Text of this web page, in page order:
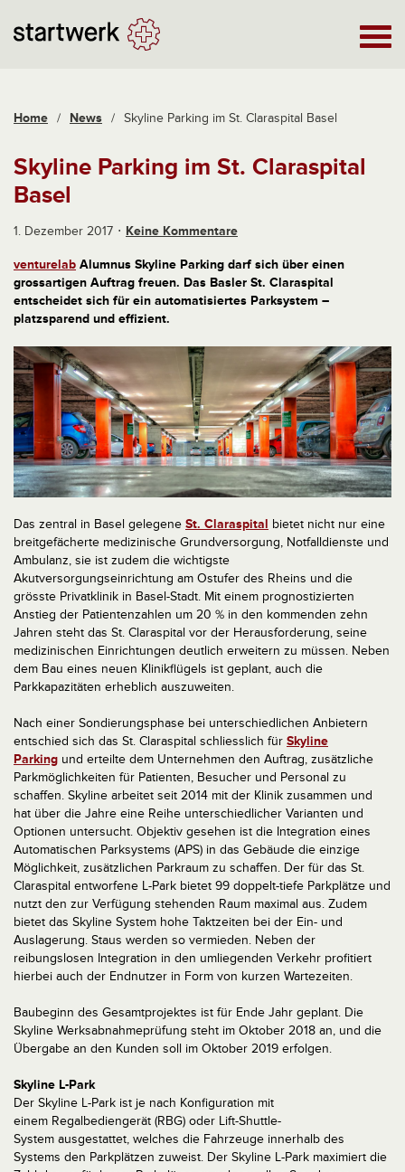
Home / News / Skyline Parking im St. Claraspital Basel
Skyline Parking im St. Claraspital
Basel
1. Dezember 2017 Keine Kommentare
venturelab Alumnus Skyline Parking darf sich über einen
grossartigen Auftrag freuen. Das Basler St. Claraspital
entscheidet sich für ein automatisiertes Parksystem –
platzsparend und effizient.
Das zentral in Basel gelegene St. Claraspital bietet nicht nur eine
breitgefächerte medizinische Grundversorgung, Notfalldienste und
Ambulanz, sie ist zudem die wichtigste
Akutversorgungseinrichtung am Ostufer des Rheins und die
grösste Privatklinik in Basel-Stadt. Mit einem prognostizierten
Anstieg der Patientenzahlen um 20 % in den kommenden zehn
Jahren steht das St. Claraspital vor der Herausforderung, seine
medizinischen Einrichtungen deutlich erweitern zu müssen. Neben
dem Bau eines neuen Klinikflügels ist geplant, auch die
Parkkapazitäten erheblich auszuweiten.
Nach einer Sondierungsphase bei unterschiedlichen Anbietern
entschied sich das St. Claraspital schliesslich für Skyline
Parking und erteilte dem Unternehmen den Auftrag, zusätzliche
Parkmöglichkeiten für Patienten, Besucher und Personal zu
schaffen. Skyline arbeitet seit 2014 mit der Klinik zusammen und
hat über die Jahre eine Reihe unterschiedlicher Varianten und
Optionen untersucht. Objektiv gesehen ist die Integration eines
Automatischen Parksystems (APS) in das Gebäude die einzige
Möglichkeit, zusätzlichen Parkraum zu schaffen. Der für das St.
Claraspital entworfene L-Park bietet 99 doppelt-tiefe Parkplätze und
nutzt den zur Verfügung stehenden Raum maximal aus. Zudem
bietet das Skyline System hohe Taktzeiten bei der Ein- und
Auslagerung. Staus werden so vermieden. Neben der
reibungslosen Integration in den umliegenden Verkehr profitiert
hierbei auch der Endnutzer in Form von kurzen Wartezeiten.
Baubeginn des Gesamtprojektes ist für Ende Jahr geplant. Die
Skyline Werksabnahmeprüfung steht im Oktober 2018 an, und die
Übergabe an den Kunden soll im Oktober 2019 erfolgen.
Skyline L-Park
Der Skyline L-Park ist je nach Konfiguration mit
einem Regalbediengerät (RBG) oder Lift-Shuttle-
System ausgestattet, welches die Fahrzeuge innerhalb des
Systems den Parkplätzen zuweist. Der Skyline L-Park maximiert die